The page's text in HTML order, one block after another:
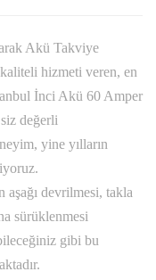
Akü Takviye
kaliteli hizmeti veren, en
İnci Akü 60 Amper
değerli
yine yılların
aşağı devrilmesi, takla
sürüklenmesi
gibi bu